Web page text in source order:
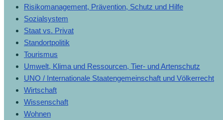
Risikomanagement, Prävention, Schutz und Hilfe
Sozialsystem
Staat vs. Privat
Standortpolitik
Tourismus
Umwelt, Klima und Ressourcen, Tier- und Artenschutz
UNO / Internationale Staatengemeinschaft und Völkerrecht
Wirtschaft
Wissenschaft
Wohnen